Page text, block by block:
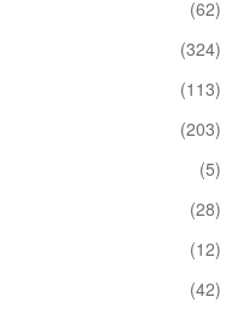
(62)
(324)
(113)
(203)
(5)
(28)
(12)
(42)